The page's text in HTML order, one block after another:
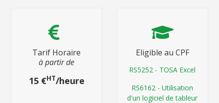
Tarif Horaire
à partir de
15 €HT/heure
Eligible au CPF
RS5252 - TOSA Excel
RS6162 - Utilisation
d'un logiciel de tableur